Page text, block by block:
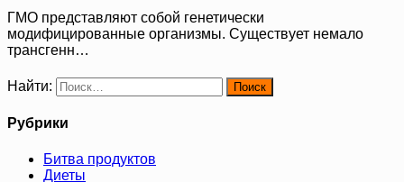
ГМО представляют собой генетически
модифицированные организмы. Существует немало
трансгенн…
Найти:
Рубрики
Битва продуктов
Диеты